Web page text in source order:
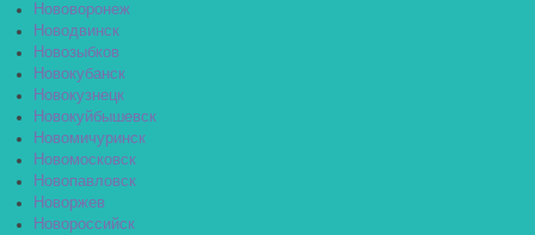
Нововоронеж
Новодвинск
Новозыбков
Новокубанск
Новокузнецк
Новокуйбышевск
Новомичуринск
Новомосковск
Новопавловск
Новоржев
Новороссийск